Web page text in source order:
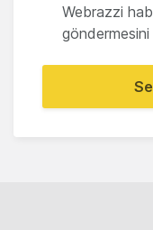
Webrazzi
göndermesini